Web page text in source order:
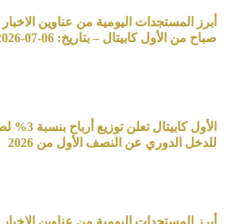
أبرز المستجدات اليومية من عناوين
صباح من الأول كابيتال – بتاريخ: 06-07-2026م
الأول كابيتال
للدخل الدوري عن النصف الأول من 2026
أبرز المستجدات اليومية من عناوين